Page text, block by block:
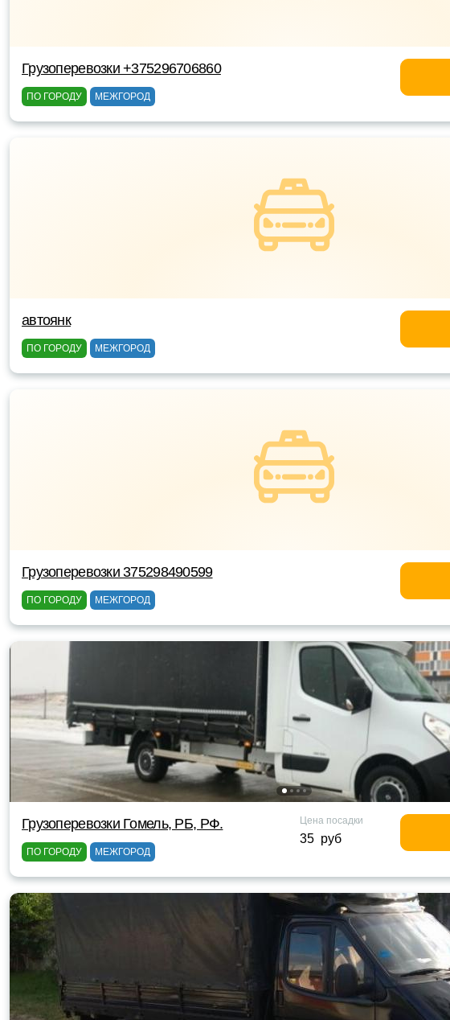
Грузоперевозки +375296706860
ПО ГОРОДУ МЕЖГОРОД
автоянк
ПО ГОРОДУ МЕЖГОРОД
Грузоперевозки 375298490599
ПО ГОРОДУ МЕЖГОРОД
Грузоперевозки Гомель, РБ, РФ.
ПО ГОРОДУ МЕЖГОРОД
Цена посадки
35 руб